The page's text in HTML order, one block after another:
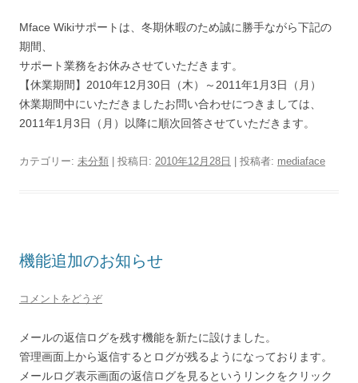
Mface Wikiサポートは、冬期休暇のため誠に勝手ながら下記の
期間、
サポート業務をお休みさせていただきます。
【休業期間】2010年12月30日（木）～2011年1月3日（月）
休業期間中にいただきましたお問い合わせにつきましては、
2011年1月3日（月）以降に順次回答させていただきます。
カテゴリー: 未分類 | 投稿日: 2010年12月28日 投稿者: mediaface
機能追加のお知らせ
コメントをどうぞ
メールの返信ログを残す機能を新たに設けました。
管理画面上から返信するとログが残るようになっております。
メールログ表示画面の返信ログを見るというリンクをクリック